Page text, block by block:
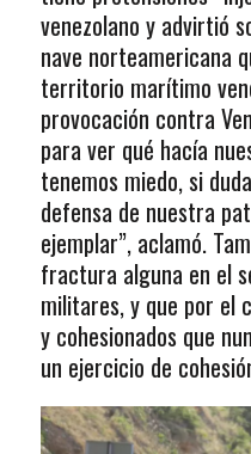
venezolano y advirtió
nave norteamericana
territorio marítimo
provocación contra
para ver qué hacía
tenemos miedo, si
defensa de nuestra
ejemplar”, aclamó.
fractura alguna en el
militares, y que por el
y cohesionados que
un ejercicio de